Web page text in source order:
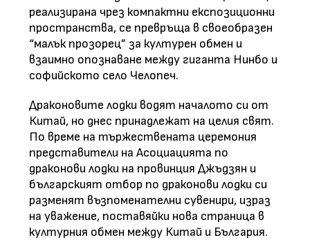
реализирана чрез компактни експозиционни
пространства, се превръща в своеобразен
“малък прозорец” за културен обмен и
взаимно опознаване между гиганта Нинбо и
софийското село Челопеч.
Драконовите лодки водят началото си от
Китай, но днес принадлежат на целия свят.
По време на тържествената церемония
представители на Асоциацията по
драконови лодки на провинция Джъдзян и
българският отбор по драконови лодки си
разменят възпоменателни сувенири, израз
на уважение, поставяйки нова страница в
културния обмен между Китай и България.